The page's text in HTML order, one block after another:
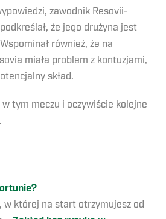
zawodnik Resovii-
że jego drużyna jest
również, że na
miała problem z kontuzjami,
skład.
tym meczu i oczywiście kolejne
w której na start otrzymujesz od